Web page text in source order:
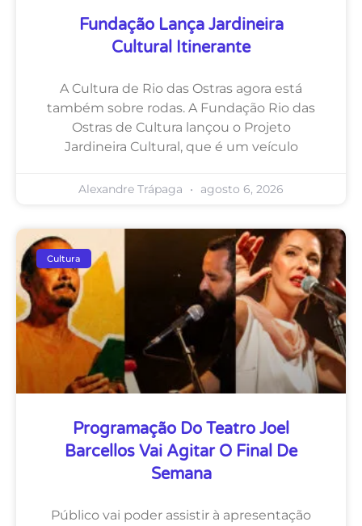
Fundação Lança Jardineira
Cultural Itinerante
A Cultura de Rio das Ostras agora está
também sobre rodas. A Fundação Rio das
Ostras de Cultura lançou o Projeto
Jardineira Cultural, que é um veículo
Alexandre Trápaga agosto 6, 2026
Cultura
Programação Do Teatro Joel
Barcellos Vai Agitar O Final De
Semana
Público vai poder assistir à apresentação